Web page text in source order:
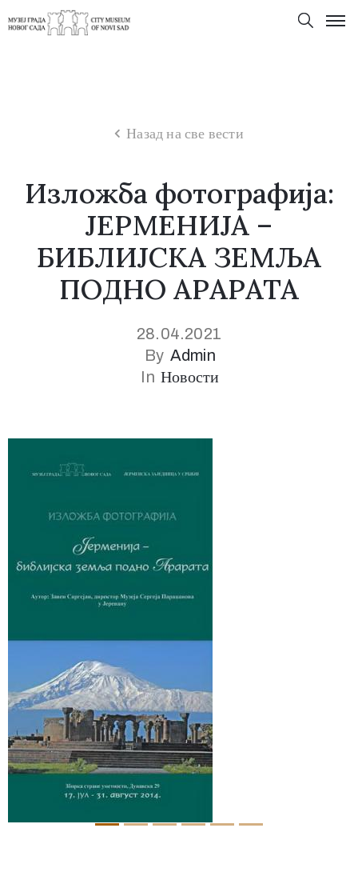
Назад на све вести
Изложба фотографија:
ЈЕРМЕНИЈА –
БИБЛИЈСКА ЗЕМЉА
ПОДНО АРАРАТА
28.04.2021
By Admin
In Новости